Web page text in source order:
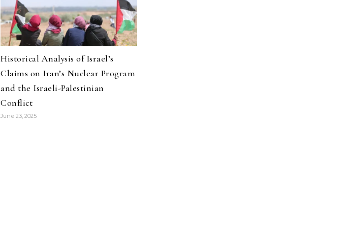
Historical Analysis of Israel’s
Claims on Iran’s Nuclear Program
and the Israeli-Palestinian
Conflict
June 23, 2025